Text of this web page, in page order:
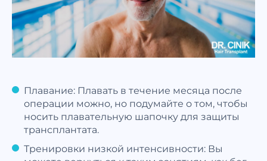
Плавание: Плавать в течение месяца после
операции можно, но подумайте о том, чтобы
носить плавательную шапочку для защиты
трансплантата.
Тренировки низкой интенсивности: Вы